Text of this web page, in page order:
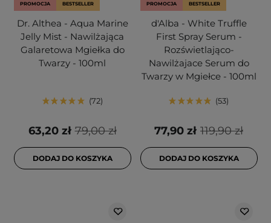
PROMOCJA BESTSELLER
Dr. Althea - Aqua Marine
Jelly Mist - Nawilżająca
Galaretowa Mgiełka do
Twarzy - 100ml
72
79,00 zł
63,20 zł
DODAJ DO KOSZYKA
PROMOCJA BESTSELLER
d'Alba - White Truffle
First Spray Serum -
Rozświetlająco-
Nawilżajace Serum do
Twarzy w Mgiełce - 100ml
53
119,90 zł
77,90 zł
DODAJ DO KOSZYKA